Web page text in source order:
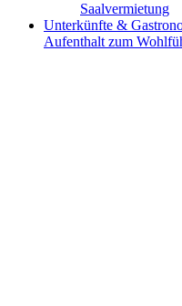
Saalvermietung
Unterkünfte &
Aufenthalt zum